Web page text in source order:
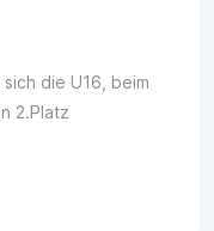
die U16, beim
2.Platz